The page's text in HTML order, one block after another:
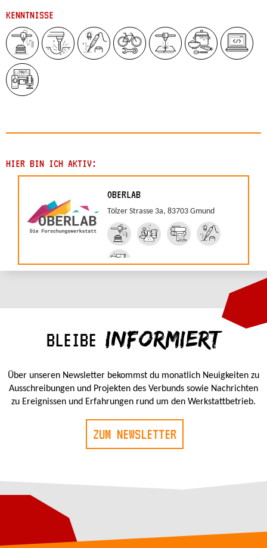
KENNTNISSE
HIER BIN ICH AKTIV:
OBERLAB
Tölzer Strasse 3a, 83703 Gmund
BLEIBE INFORMIERT
Über unseren Newsletter bekommst du monatlich Neuigkeiten zu
Ausschreibungen und Projekten des Verbunds sowie Nachrichten
zu Ereignissen und Erfahrungen rund um den Werkstattbetrieb.
ZUM NEWSLETTER